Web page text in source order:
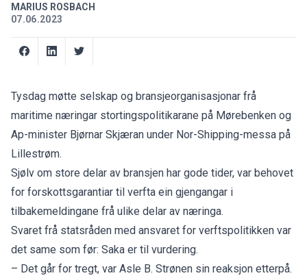
MARIUS ROSBACH
07.06.2023
Tysdag møtte selskap og bransjeorganisasjonar frå
maritime næringar stortingspolitikarane på Mørebenken og
Ap-minister Bjørnar Skjæran under Nor-Shipping-messa på
Lillestrøm.
Sjølv om store delar av bransjen har gode tider, var behovet
for forskottsgarantiar til verfta ein gjengangar i
tilbakemeldingane frå ulike delar av næringa.
Svaret frå statsråden med ansvaret for verftspolitikken var
det same som før: Saka er til vurdering.
– Det går for tregt, var Asle B. Strønen sin reaksjon etterpå.